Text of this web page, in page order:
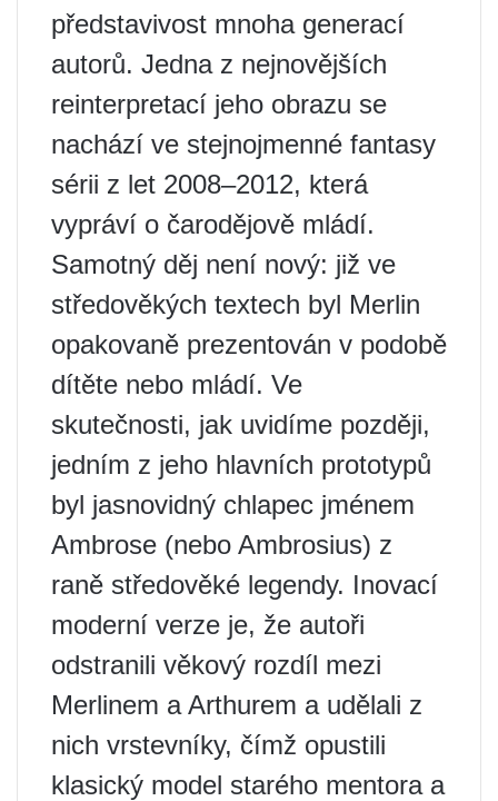
představivost mnoha generací
autorů. Jedna z nejnovějších
reinterpretací jeho obrazu se
nachází ve stejnojmenné fantasy
sérii z let 2008–2012, která
vypráví o čarodějově mládí.
Samotný děj není nový: již ve
středověkých textech byl Merlin
opakovaně prezentován v podobě
dítěte nebo mládí. Ve
skutečnosti, jak uvidíme později,
jedním z jeho hlavních prototypů
byl jasnovidný chlapec jménem
Ambrose (nebo Ambrosius) z
raně středověké legendy. Inovací
moderní verze je, že autoři
odstranili věkový rozdíl mezi
Merlinem a Arthurem a udělali z
nich vrstevníky, čímž opustili
klasický model starého mentora a